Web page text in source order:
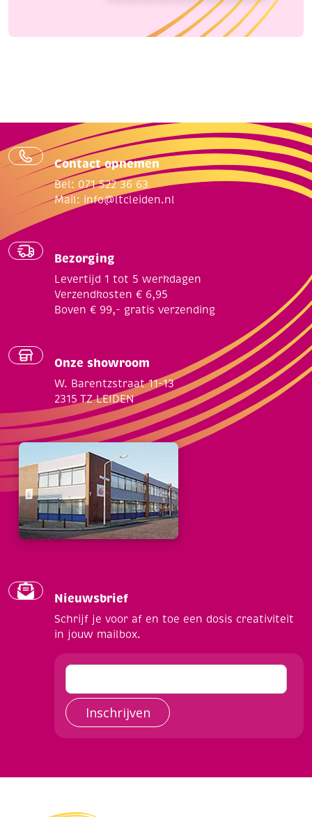
Contact opnemen
Bel: 071 522 36 63
Mail: info@ltcleiden.nl
Bezorging
Levertijd 1 tot 5 werkdagen
Verzendkosten € 6,95
Boven € 99,- gratis verzending
Onze showroom
W. Barentzstraat 11-13
2315 TZ LEIDEN
Nieuwsbrief
Schrijf je voor af en toe een dosis creativiteit
in jouw mailbox.
Inschrijven